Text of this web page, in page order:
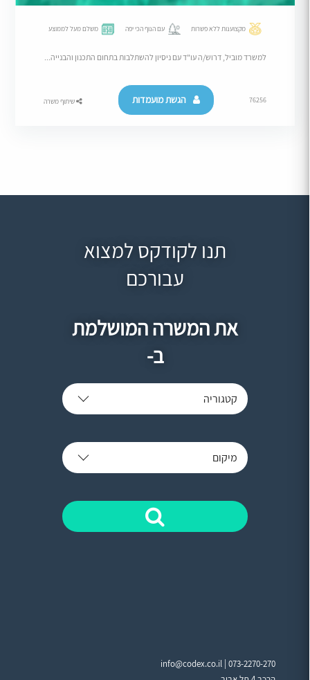
מקצוענות ללא פשרות עם הנוף הכי יפה משלם מעל לממוצע
למשרד מוביל, דרוש/ה עו"ד עם ניסיון להשתלבות בתחום התכנון והבנייה...
76256 הגשת מועמדות שיתוף משרה
תנו לקודקס למצוא
עבורכם
את המשרה המושלמת
ב-
קטגוריה
מיקום
info@codex.co.il |073-2270-270